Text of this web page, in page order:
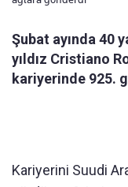
Şubat ayında 40
yıldız Cristiano
kariyerinde 925.
Kariyerini Suudi